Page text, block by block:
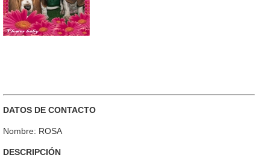
DATOS DE CONTACTO
Nombre: ROSA
DESCRIPCIÓN